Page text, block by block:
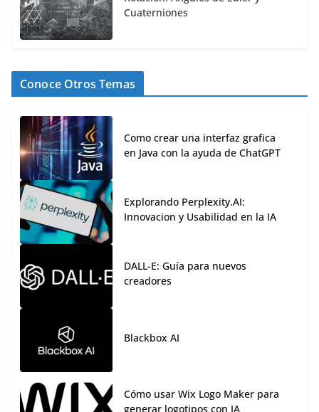
Cuaterniones
Conoce Otros Temas
Como crear una interfaz grafica
en Java con la ayuda de ChatGPT
Explorando Perplexity.AI:
Innovacion y Usabilidad en la IA
DALL-E: Guía para nuevos
creadores
Blackbox AI
Cómo usar Wix Logo Maker para
generar logotipos con IA